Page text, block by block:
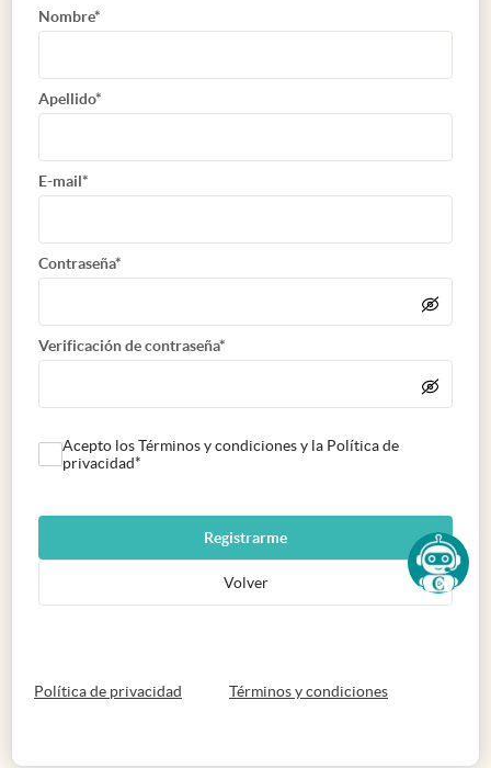
Nombre*
Apellido*
E-mail*
Contraseña*
Verificación de contraseña*
Acepto los Términos y condiciones y la Política de
privacidad*
Registrarme
Volver
Política de privacidad abre en nueva pestaña
Términos y condicionesabre en nueva